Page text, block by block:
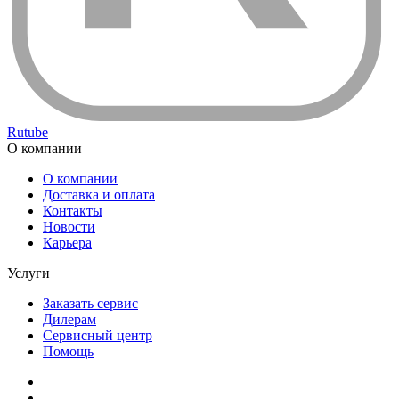
Rutube
О компании
О компании
Доставка и оплата
Контакты
Новости
Карьера
Услуги
Заказать сервис
Дилерам
Сервисный центр
Помощь